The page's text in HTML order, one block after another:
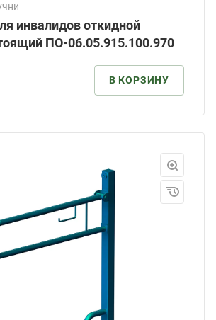
инвалидов откидной
ПО-06.05.915.100.970
В КОРЗИНУ